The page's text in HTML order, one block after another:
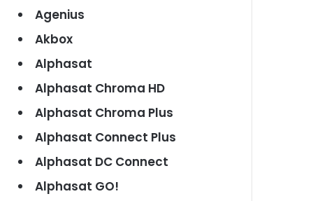
Agenius
Akbox
Alphasat
Alphasat Chroma HD
Alphasat Chroma Plus
Alphasat Connect Plus
Alphasat DC Connect
Alphasat GO!